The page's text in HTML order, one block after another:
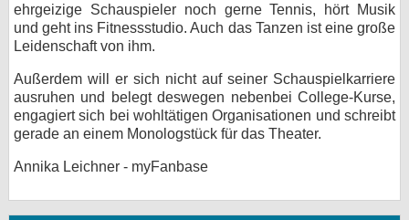
ehrgeizige Schauspieler noch gerne Tennis, hört Musik
und geht ins Fitnessstudio. Auch das Tanzen ist eine große
Leidenschaft von ihm.
Außerdem will er sich nicht auf seiner Schauspielkarriere
ausruhen und belegt deswegen nebenbei College-Kurse,
engagiert sich bei wohltätigen Organisationen und schreibt
gerade an einem Monologstück für das Theater.
Annika Leichner - myFanbase